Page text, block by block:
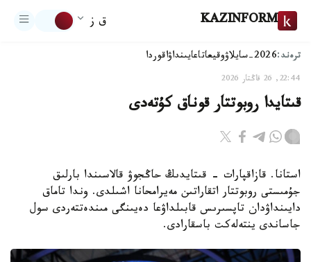
KAZINFORM ق ز
ترەند:2026-سايلاۋ وقيعاتاعايىنداۋاقوردا
22:44, 26 قاڭتار 2026
قىتايدا روبوتتار قوناق كۇتەدى
استانا. قازاقپارات - قىتايدىڭ حاڭجوۋ قالاسىندا بارلىق
جۇمىستى روبوتتار اتقاراتىن مەيرامحانا اشىلدى. وندا تاماق
دايىنداۋدان تاپسىرىس قابىلداۋعا دەيىنگى مىندەتتەردى سول
جاساندى ينتەلەكت باسقارادى.